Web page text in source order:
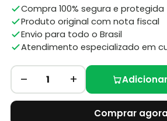
Compra 100% segura e protegida
Produto original com nota fiscal
Envio para todo o Brasil
Atendimento especializado em
– 1 +
Comprar agora